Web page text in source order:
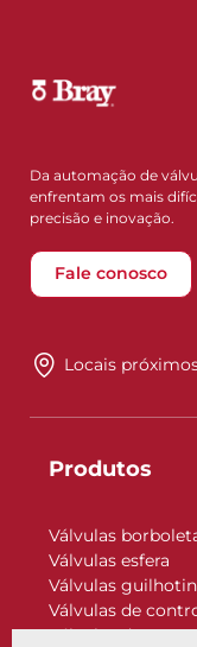
Da automação de
enfrentam os mais
precisão e inovação.
Fale conosco
Locais
Produtos
Válvulas
Válvulas esfera
Válvulas
Válvulas de
Válvulas de